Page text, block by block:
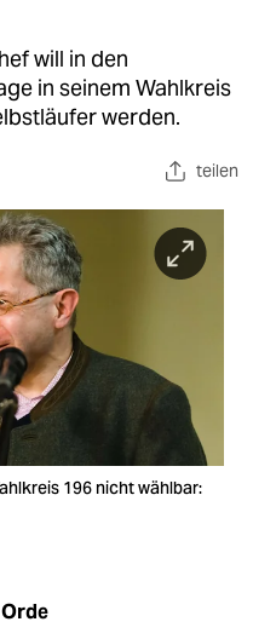
will in den
in seinem Wahlkreis
werden.
teilen
196 nicht wählbar: